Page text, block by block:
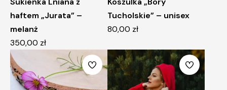
haftem „Jurata” –
melanż
350,00 zł
Tucholskie” – unisex
80,00 zł